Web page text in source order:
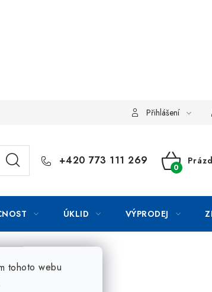
tohoto webu
Přihlášení
+420 773 111 269
NÁKUPNÍ
ÚKLID VÝPRODEJ